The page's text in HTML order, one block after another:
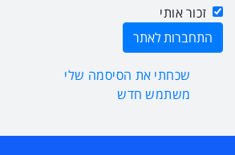
זכור אותי
שכחתי את הסיסמה שלי
משתמש חדש